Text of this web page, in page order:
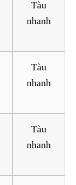
Tàu
nhanh
Tàu
nhanh
Tàu
nhanh